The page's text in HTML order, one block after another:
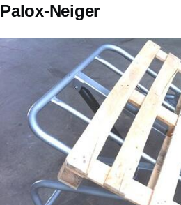
Palox-Neiger
Bild